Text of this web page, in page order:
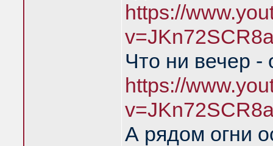
https://
Что ни вечер -
https://
А рядом огни